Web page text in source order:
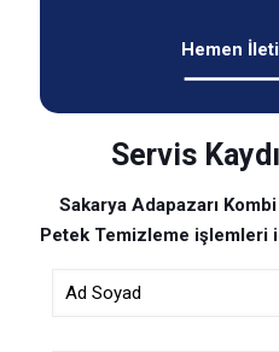
Hemen
Servis
Sakarya Adapazarı
Petek Temizleme işlemleri